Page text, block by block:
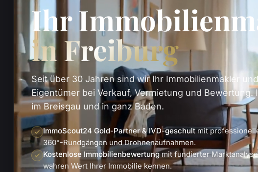
Ihr
in Freiburg
Seit über 30 Jahren sind wir Ihr Immobilienmakler
Eigentümer bei Verkauf, Vermietung und Bewertung.
im Breisgau und in ganz Baden.
ImmoScout24 Gold-Partner & IVD-geschultmit
360°-Rundgängen und Drohnenaufnahmen.
Kostenlose Immobilienbewertungmit fundierter
wahren Wert Ihrer Immobilie kennen.